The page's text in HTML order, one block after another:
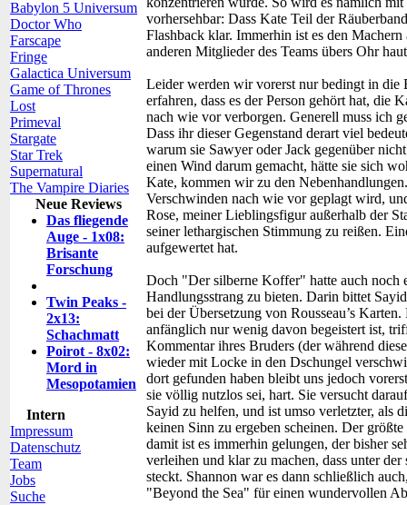
Babylon 5 Universum
Doctor Who
Farscape
Fringe
Galactica Universum
Game of Thrones
Lost
Primeval
Stargate
Star Trek
Supernatural
The Vampire Diaries
Neue Reviews
Das fliegende
Auge - 1x08:
Brisante
Forschung
Twin Peaks -
2x13:
Schachmatt
Poirot - 8x02:
Mord in
Mesopotamien
Intern
Impressum
Datenschutz
Team
Jobs
Suche
vorhersehbar: Dass Kate Teil der
Flashback klar. Immerhin ist es den
anderen Mitglieder des Teams übers Ohr
Leider werden wir vorerst nur bedingt in die
erfahren, dass es der Person gehört hat, die
nach wie vor verborgen. Generell muss ich
Dass ihr dieser Gegenstand derart viel
warum sie Sawyer oder Jack gegenüber
einen Wind darum gemacht, hätte sie sich
Kate, kommen wir zu den
Verschwinden nach wie vor geplagt wird,
Rose, meiner Lieblingsfigur außerhalb der
seiner lethargischen Stimmung zu reißen.
aufgewertet hat.
Doch "Der silberne Koffer" hatte auch noch
Handlungsstrang zu bieten. Darin bittet
bei der Übersetzung von Rousseau’s Karten.
anfänglich nur wenig davon begeistert ist,
Kommentar ihres Bruders (der während
wieder mit Locke in den Dschungel
dort gefunden haben bleibt uns jedoch
sie völlig nutzlos sei, hart. Sie versucht
Sayid zu helfen, und ist umso verletzter, als
keinen Sinn zu ergeben scheinen. Der
damit ist es immerhin gelungen, der bisher
verleihen und klar zu machen, dass unter
steckt. Shannon war es dann schließlich
"Beyond the Sea" für einen wundervollen